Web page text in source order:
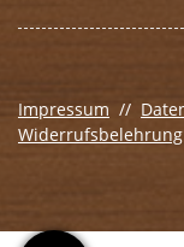
Impressum //
Widerrufsbelehrung